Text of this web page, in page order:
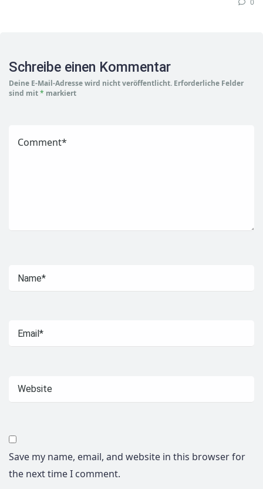
0
Schreibe einen Kommentar
Deine E-Mail-Adresse wird nicht veröffentlicht. Erforderliche Felder
sind mit* markiert
Save my name, email, and website in this browser for
the next time I comment.